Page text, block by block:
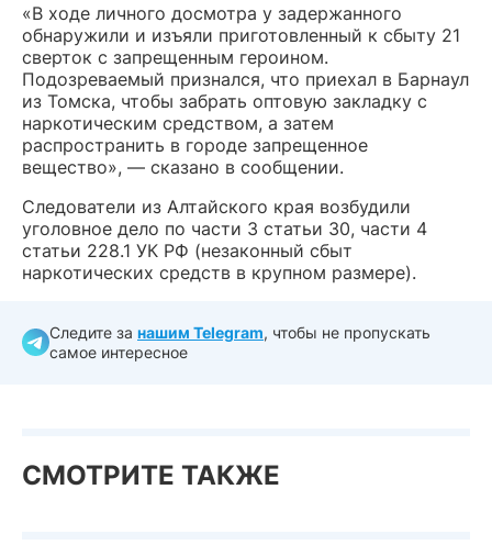
«В ходе личного досмотра у задержанного
обнаружили и изъяли приготовленный к сбыту 21
сверток с запрещенным героином.
Подозреваемый признался, что приехал в Барнаул
из Томска, чтобы забрать оптовую закладку с
наркотическим средством, а затем
распространить в городе запрещенное
вещество», — сказано в сообщении.
Следователи из Алтайского края возбудили
уголовное дело по части 3 статьи 30, части 4
статьи 228.1 УК РФ (незаконный сбыт
наркотических средств в крупном размере).
Следите за нашим Telegram, чтобы не пропускать
самое интересное
СМОТРИТЕ ТАКЖЕ